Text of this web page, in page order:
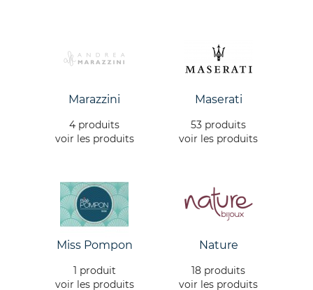
Marazzini
4 produits
voir les produits
Maserati
53 produits
voir les produits
Miss Pompon
1 produit
voir les produits
Nature
18 produits
voir les produits